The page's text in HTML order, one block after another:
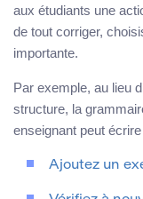
aux étudiants une
de tout corriger,
importante.
Par exemple, au lieu
structure, la
enseignant peut écrire
Ajoutez un